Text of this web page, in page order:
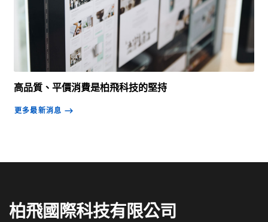
高品質、平價消費是柏飛科技的堅持
更多最新消息 ⟶
柏飛國際科技有限公司